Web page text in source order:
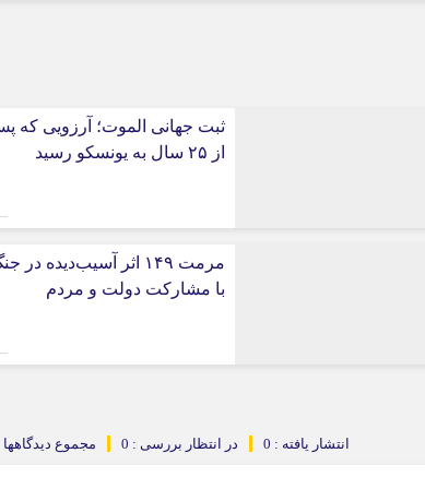
ثبت جهانی الموت؛ آرزویی که
از ۲۵ سال به یونسکو رسید
مرمت ۱۴۹ اثر آسیب‌دیده در
با مشارکت دولت و مردم
مجموع دیدگاهها : در انتظار بررسی : 0 انتشار یافته : 0